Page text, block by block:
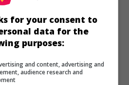
Paul Belmondo
raconte les circonstances
amenée à entrer au couvent.
for your consent to
data for the
purposes:
and content, advertising and
audience research and